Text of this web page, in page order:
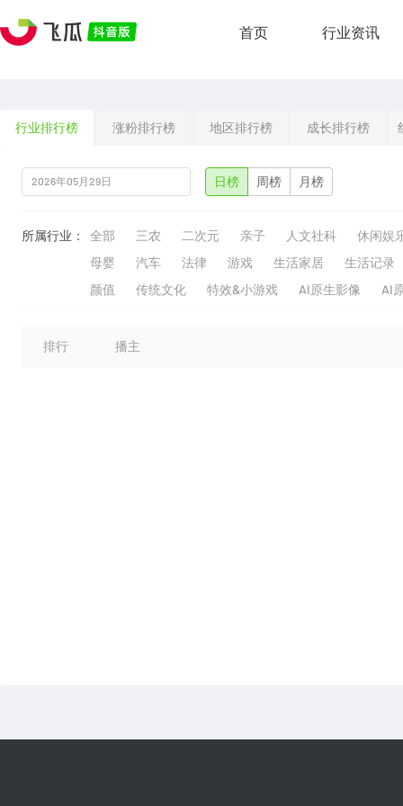
首页 行业资讯
行业排行榜 涨粉排行榜 地区排行榜 成长排行榜
日榜 周榜 月榜
所属行业： 全部 三农 二次元 亲子 人文社科
休闲娱
母婴
汽车 法律 游戏 生活家居
生活记录
颜值
传统文化 特效&小游戏 AI原生影像 AI
排行 播主